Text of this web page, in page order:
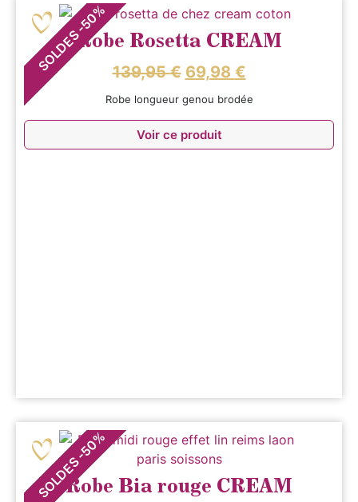
SOLDES
-
50
%
Robe Rosetta CREAM
139,95€ 69,98 €
Robe longueur genou brodée
Voir ce produit
SOLDES
-
50
%
Robe Bia rouge CREAM